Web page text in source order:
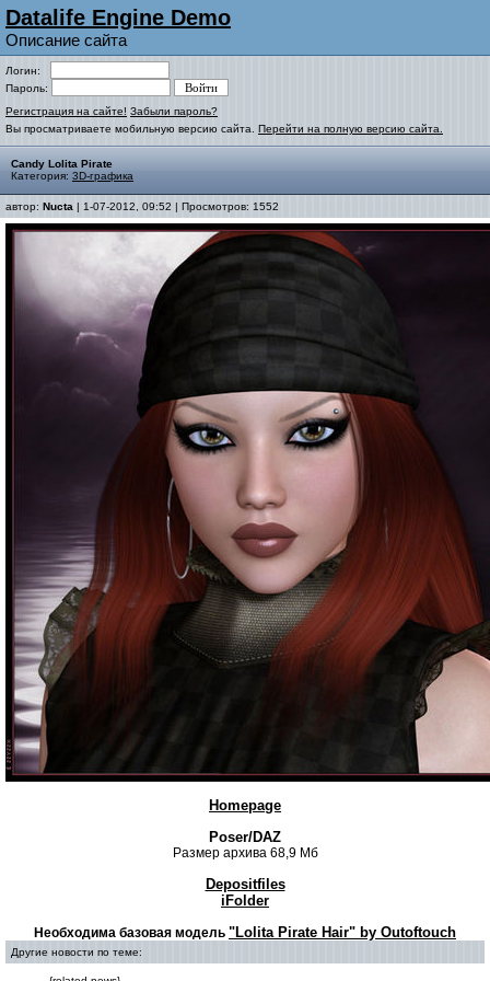
Datalife Engine Demo
Описание сайта
Логин:
Пароль:
Регистрация на сайте! Забыли пароль?
Вы просматриваете мобильную версию сайта. Перейти на полную версию сайта.
Candy Lolita Pirate
Категория: 3D-графика
автор: Nucta | 1-07-2012, 09:52 | Просмотров: 1552
Homepage
Poser/DAZ
Размер архива 68,9 Мб
Depositfiles
iFolder
Необходима базовая модель "Lolita Pirate Hair" by Outoftouch
Другие новости по теме: